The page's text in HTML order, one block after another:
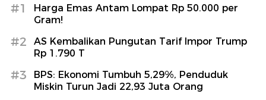
#1
Harga Emas Antam Lompat Rp 50.000 per
Gram!
#2
AS Kembalikan Pungutan Tarif Impor Trump
Rp 1.790 T
#3
BPS: Ekonomi Tumbuh 5,29%, Penduduk
Miskin Turun Jadi 22,93 Juta Orang